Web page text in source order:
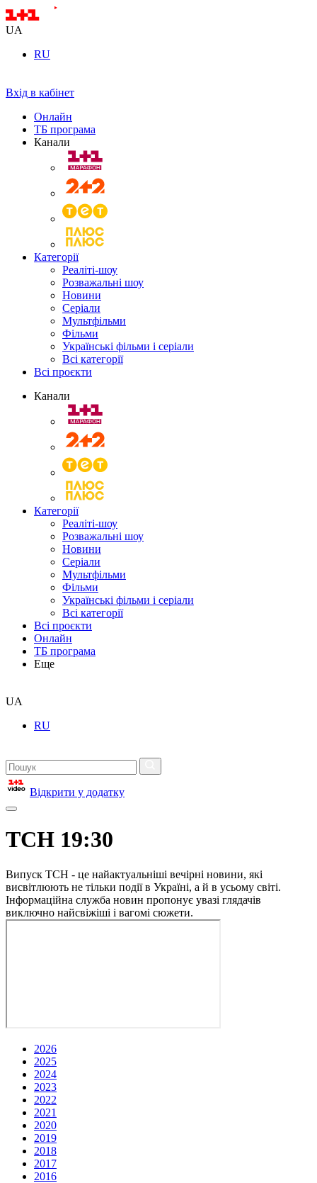
UA
RU
Вхід в кабінет
Онлайн
ТБ програма
Канали
Категорії
Реаліті-шоу
Розважальні шоу
Новини
Серіали
Мультфільми
Фільми
Українські фільми і серіали
Всі категорії
Всі проєкти
Канали
Категорії
Реаліті-шоу
Розважальні шоу
Новини
Серіали
Мультфільми
Фільми
Українські фільми і серіали
Всі категорії
Всі проєкти
Онлайн
ТБ програма
Еще
UA
RU
Відкрити у додатку
ТСН 19:30
Випуск ТСН - це найактуальніші вечірні новини, які
висвітлюють не тільки події в Україні, а й в усьому світі.
Інформаційна служба новин пропонує увазі глядачів
виключно найсвіжіші і вагомі сюжети.
2026
2025
2024
2023
2022
2021
2020
2019
2018
2017
2016